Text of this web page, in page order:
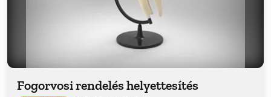
Fogorvosi rendelés helyettesítés